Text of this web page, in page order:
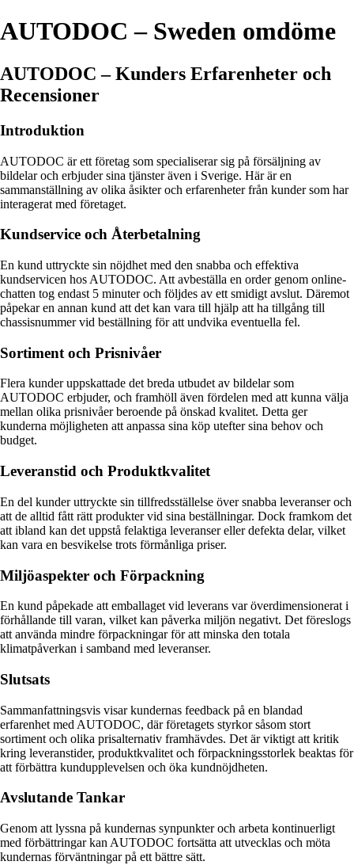
AUTODOC – Sweden omdöme
AUTODOC – Kunders Erfarenheter och
Recensioner
Introduktion
AUTODOC är ett företag som specialiserar sig på försäljning av
bildelar och erbjuder sina tjänster även i Sverige. Här är en
sammanställning av olika åsikter och erfarenheter från kunder som har
interagerat med företaget.
Kundservice och Återbetalning
En kund uttryckte sin nöjdhet med den snabba och effektiva
kundservicen hos AUTODOC. Att avbeställa en order genom online-
chatten tog endast 5 minuter och följdes av ett smidigt avslut. Däremot
påpekar en annan kund att det kan vara till hjälp att ha tillgång till
chassisnummer vid beställning för att undvika eventuella fel.
Sortiment och Prisnivåer
Flera kunder uppskattade det breda utbudet av bildelar som
AUTODOC erbjuder, och framhöll även fördelen med att kunna välja
mellan olika prisnivåer beroende på önskad kvalitet. Detta ger
kunderna möjligheten att anpassa sina köp utefter sina behov och
budget.
Leveranstid och Produktkvalitet
En del kunder uttryckte sin tillfredsställelse över snabba leveranser och
att de alltid fått rätt produkter vid sina beställningar. Dock framkom det
att ibland kan det uppstå felaktiga leveranser eller defekta delar, vilket
kan vara en besvikelse trots förmånliga priser.
Miljöaspekter och Förpackning
En kund påpekade att emballaget vid leverans var överdimensionerat i
förhållande till varan, vilket kan påverka miljön negativt. Det föreslogs
att använda mindre förpackningar för att minska den totala
klimatpåverkan i samband med leveranser.
Slutsats
Sammanfattningsvis visar kundernas feedback på en blandad
erfarenhet med AUTODOC, där företagets styrkor såsom stort
sortiment och olika prisalternativ framhävdes. Det är viktigt att kritik
kring leveranstider, produktkvalitet och förpackningsstorlek beaktas för
att förbättra kundupplevelsen och öka kundnöjdheten.
Avslutande Tankar
Genom att lyssna på kundernas synpunkter och arbeta kontinuerligt
med förbättringar kan AUTODOC fortsätta att utvecklas och möta
kundernas förväntningar på ett bättre sätt.